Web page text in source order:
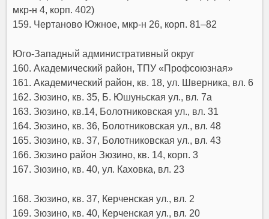
мкр-н 4, корп. 402)
159. Чертаново Южное, мкр-н 26, корп. 81–82
Юго-Западный административный округ
160. Академический район, ТПУ «Профсоюзная»
161. Академический район, кв. 18, ул. Шверника, вл. 6
162. Зюзино, кв. 35, Б. Юшуньская ул., вл. 7а
163. Зюзино, кв.14, Болотниковская ул., вл. 31
164. Зюзино, кв. 36, Болотниковская ул., вл. 48
165. Зюзино, кв. 37, Болотниковская ул., вл. 43
166. Зюзино район Зюзино, кв. 14, корп. 3
167. Зюзино, кв. 40, ул. Каховка, вл. 23
168. Зюзино, кв. 37, Керченская ул., вл. 2
169. Зюзино, кв. 40, Керченская ул., вл. 20